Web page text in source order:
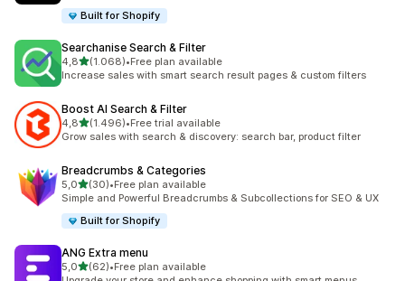
Built for Shopify
Searchanise Search & Filter
4,85 yıldız üzerinden
(1.068)
toplam 1068 değerlendirme
•Free plan available
Increase sales with smart search result pages & custom filters
Boost AI Search & Filter
4,85 yıldız üzerinden
(1.496)
toplam 1496 değerlendirme
•Free trial available
Grow sales with search & discovery: search bar, product filter
Breadcrumbs & Categories
5,05 yıldız üzerinden
(30)
toplam 30 değerlendirme
•Free plan available
Simple and Powerful Breadcrumbs & Subcollections for SEO & UX
Built for Shopify
ANG Extra menu
5,05 yıldız üzerinden
(62)
toplam 62 değerlendirme
•Free plan available